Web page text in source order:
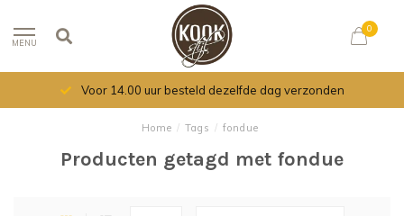
MENU
0
Voor 14.00 uur besteld dezelfde dag verzonden
Home / Tags / fondue
Producten getagd met fondue